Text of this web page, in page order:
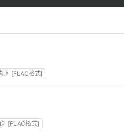
也成经典坏习惯的暧昧终化为缠绵把
句忏悔OH不生不灭全想入非非拿善感
》[FLAC格式]
也成经典,坏习惯的暧昧终化为缠绵,把
化为缠绵把单调的作息当一场双人排练
》[FLAC格式]